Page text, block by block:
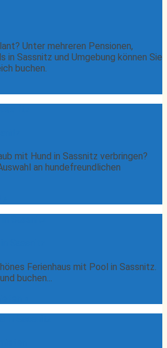
Unter mehreren Pensionen,
in Sassnitz und Umgebung können Sie
buchen.
mit Hund in Sassnitz verbringen?
an hundefreundlichen
Ferienhaus mit Pool in Sassnitz.
buchen...